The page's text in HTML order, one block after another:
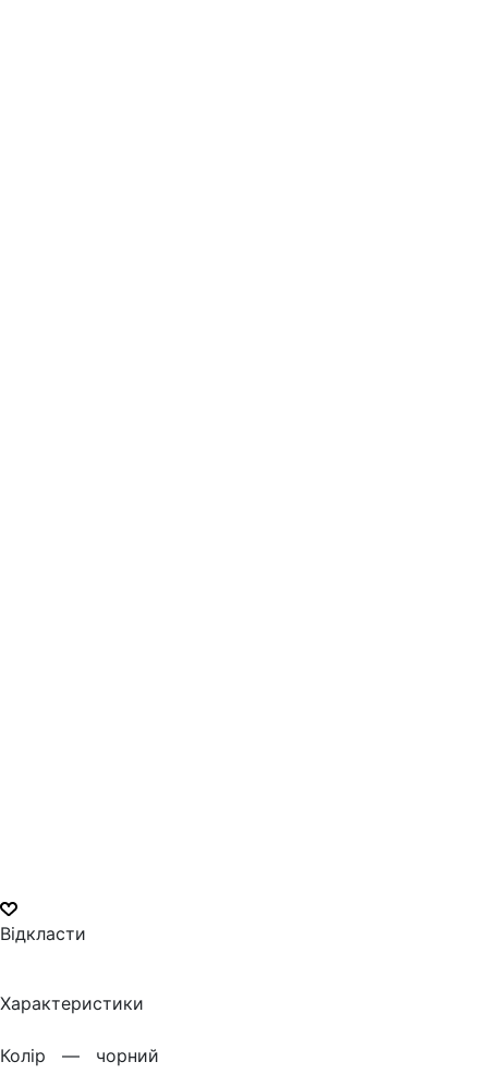
Відкласти
Характеристики
Колiр — чорний